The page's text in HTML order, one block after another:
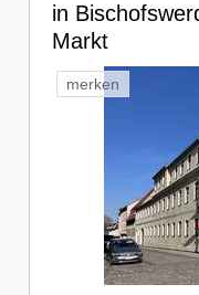
in
Markt
merken